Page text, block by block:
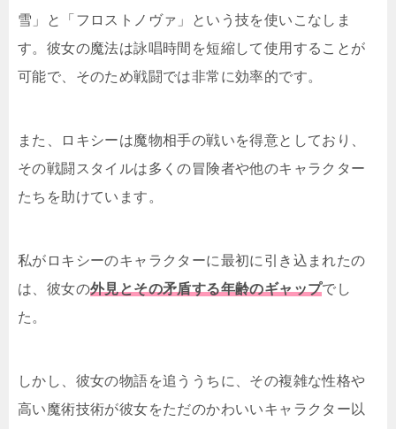
雪」と「フロストノヴァ」という技を使いこなしま
す。彼女の魔法は詠唱時間を短縮して使用することが
可能で、そのため戦闘では非常に効率的です。
また、ロキシーは魔物相手の戦いを得意としており、
その戦闘スタイルは多くの冒険者や他のキャラクター
たちを助けています。
私がロキシーのキャラクターに最初に引き込まれたの
は、彼女の外見とその矛盾する年齢のギャップでし
た。
しかし、彼女の物語を追ううちに、その複雑な性格や
高い魔術技術が彼女をただのかわいいキャラクター以